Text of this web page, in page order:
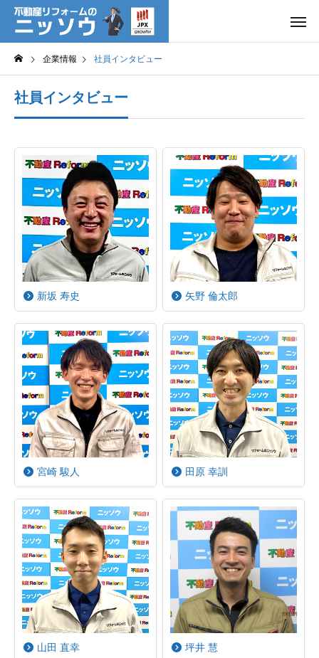
企業情報 社員インタビュー
社員インタビュー
新坂 寿史 矢野 倫太郎
宮崎 駿人 田原 幸訓
山田 直幸 坪井 慧